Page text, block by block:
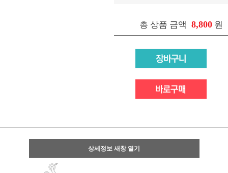
총 상품 금액 8,800 원
상세정보 새창 열기